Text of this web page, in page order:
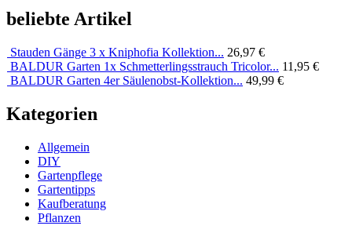
beliebte Artikel
Stauden Gänge 3 x Kniphofia Kollektion... 26,97 €
BALDUR Garten 1x Schmetterlingsstrauch Tricolor... 11,95 €
BALDUR Garten 4er Säulenobst-Kollektion... 49,99 €
Kategorien
Allgemein
DIY
Gartenpflege
Gartentipps
Kaufberatung
Pflanzen